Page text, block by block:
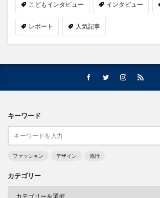
こどもインタビュー インタビュー
レポート 人気記事
キーワード
ファッション デザイン 流行
カテゴリー